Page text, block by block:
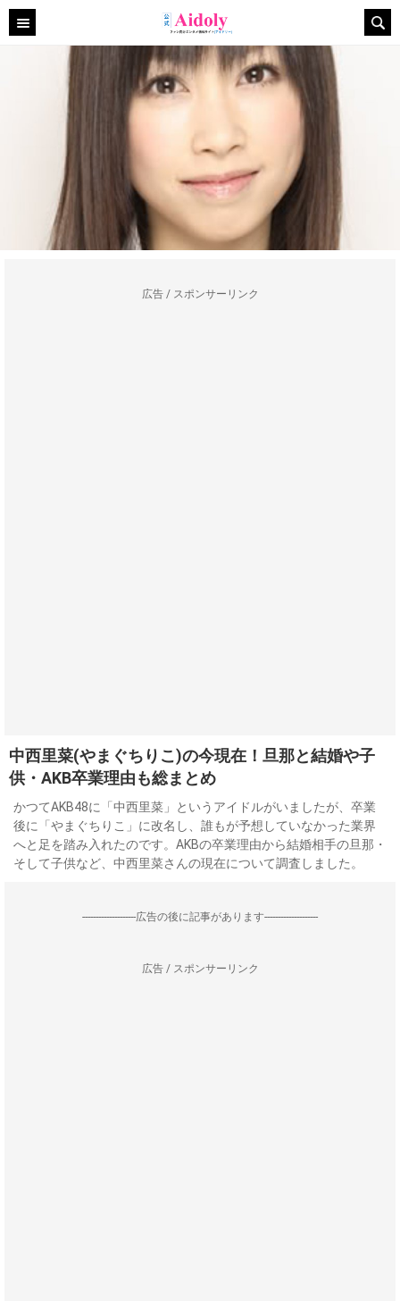
広告 / スポンサーリンク
中西里菜(やまぐちりこ)の今現在！旦那と結婚や子
供・AKB卒業理由も総まとめ
かつてAKB48に「中西里菜」というアイドルがいましたが、卒業
後に「やまぐちりこ」に改名し、誰もが予想していなかった業界
へと足を踏み入れたのです。AKBの卒業理由から結婚相手の旦那・
そして子供など、中西里菜さんの現在について調査しました。
--------------------広告の後に記事があります--------------------
広告 / スポンサーリンク